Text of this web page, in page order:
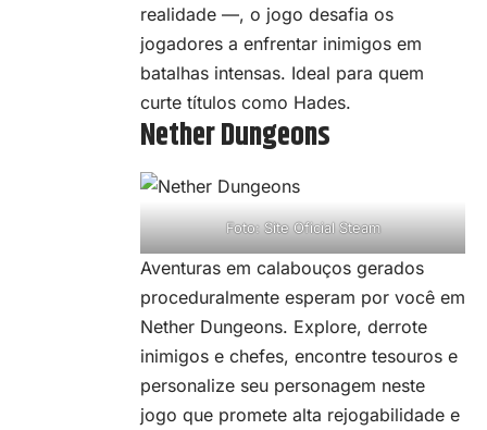
realidade —, o jogo desafia os
jogadores a enfrentar inimigos em
batalhas intensas. Ideal para quem
curte títulos como Hades.
Nether Dungeons
Foto: Site Oficial Steam
Aventuras em calabouços gerados
proceduralmente esperam por você em
Nether Dungeons. Explore, derrote
inimigos e chefes, encontre tesouros e
personalize seu personagem neste
jogo que promete alta rejogabilidade e